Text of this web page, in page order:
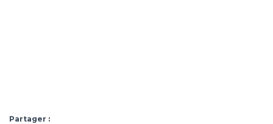
Partager :